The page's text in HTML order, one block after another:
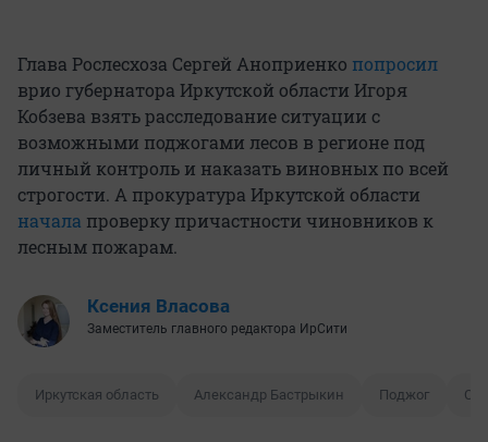
Глава Рослесхоза Сергей Аноприенко попросил
врио губернатора Иркутской области Игоря
Кобзева взять расследование ситуации с
возможными поджогами лесов в регионе под
личный контроль и наказать виновных по всей
строгости. А прокуратура Иркутской области
начала проверку причастности чиновников к
лесным пожарам.
Ксения Власова
Заместитель главного редактора ИрСити
Иркутская область Александр Бастрыкин Поджог